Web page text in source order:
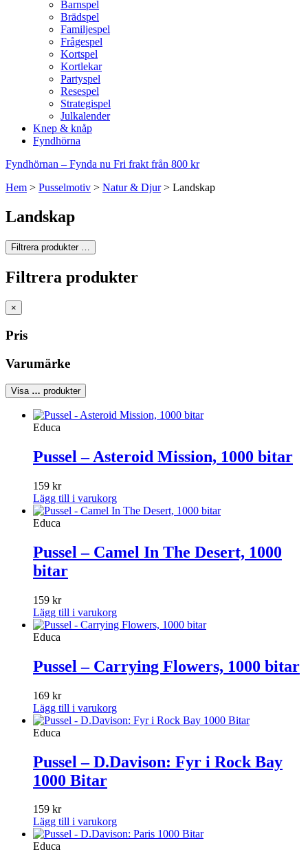
Barnspel
Brädspel
Familjespel
Frågespel
Kortspel
Kortlekar
Partyspel
Resespel
Strategispel
Julkalender
Knep & knåp
Fyndhörna
Fyndhörnan – Fynda nu Fri frakt från 800 kr
Hem > Pusselmotiv > Natur & Djur> Landskap
Landskap
Filtrera produkter …
Filtrera produkter
×
Pris
Varumärke
Visa … produkter
Educa
Pussel – Asteroid Mission, 1000 bitar
159 kr
Lägg till i varukorg
Educa
Pussel – Camel In The Desert, 1000
bitar
159 kr
Lägg till i varukorg
Educa
Pussel – Carrying Flowers, 1000 bitar
169 kr
Lägg till i varukorg
Educa
Pussel – D.Davison: Fyr i Rock Bay
1000 Bitar
159 kr
Lägg till i varukorg
Educa